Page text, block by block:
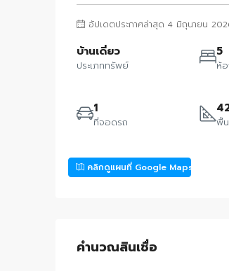
อัปเดตประกาศล่าสุด 4 มิถุนายน
บ้านเดี่ยว
ประเภททรัพย์
5
ห้
1
ที่จอดรถ พื้
คลิกดูแผนที่ Google Maps
คำนวณสินเชื่อ